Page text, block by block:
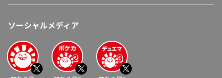
ソーシャルメディア